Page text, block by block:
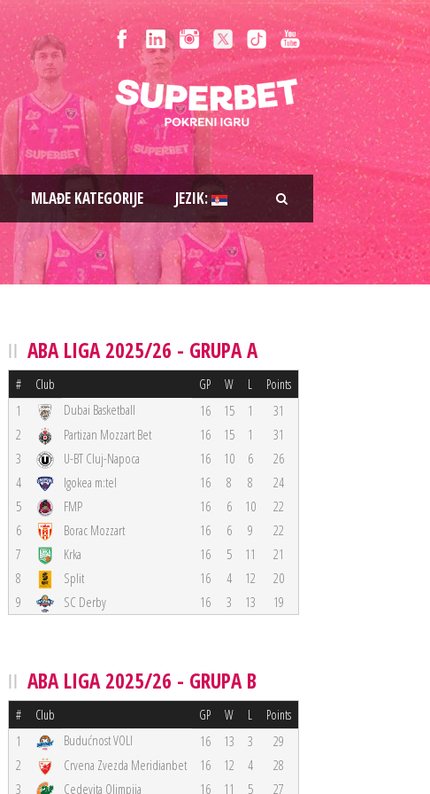
MLAĐE KATEGORIJE JEZIK:
ABA LIGA 2025/26 - GRUPA A
# Club GP W L Points
1 Dubai Basketball 16 15 1
31
2
Partizan Mozzart Bet 16 15 1
31
3
U-BT Cluj-Napoca 16 10 6
26
4
Igokea m:tel 16 8 8
24
5
FMP 16 6 10
22
6
Borac Mozzart 16 6 9
22
7
Krka 16 5 11
21
8
Split 16 4 12
20
9
SC Derby 16 3 13 19
ABA LIGA 2025/26 - GRUPA B
# Club GP W L Points
1 Budućnost VOLI 16 13 3
29
2
Crvena Zvezda Meridianbet 16 12 4
28
3
Cedevita Olimpija 16 11 5
27